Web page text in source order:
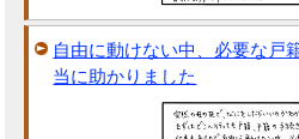
自由に動けない中、必要な戸
当に助かりました